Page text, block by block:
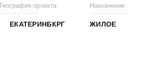
География проекта
ЕКАТЕРИНБКРГ
Назначение
ЖИЛОЕ